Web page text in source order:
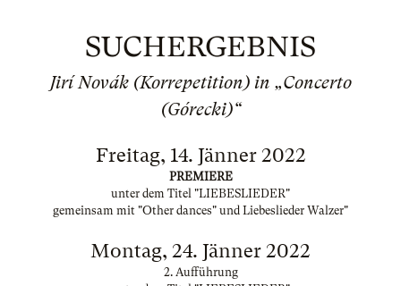
SUCHERGEBNIS
Jirí Novák (Korrepetition) in „Concerto
(Górecki)“
Freitag, 14. Jänner 2022
PREMIERE
unter dem Titel "LIEBESLIEDER"
gemeinsam mit "Other dances" und Liebeslieder Walzer"
Montag, 24. Jänner 2022
2. Aufführung